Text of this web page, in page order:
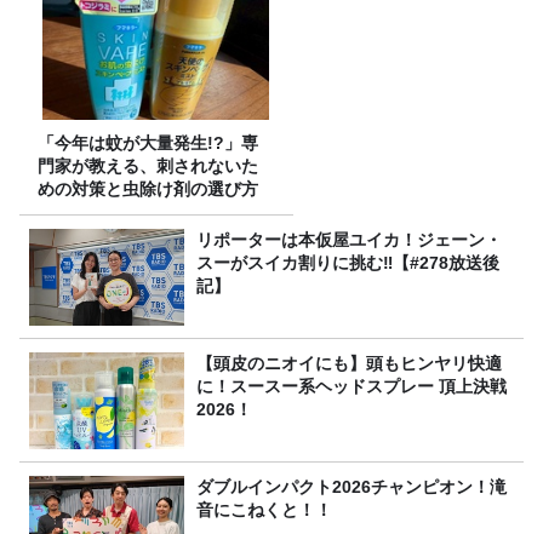
「今年は蚊が大量発生!?」専
門家が教える、刺されないた
めの対策と虫除け剤の選び方
リポーターは本仮屋ユイカ！ジェーン・
スーがスイカ割りに挑む‼【#278放送後
記】
【頭皮のニオイにも】頭もヒンヤリ快適
に！スースー系ヘッドスプレー 頂上決戦
2026！
ダブルインパクト2026チャンピオン！滝
音にこねくと！！